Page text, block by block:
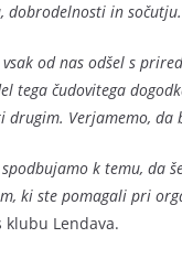
dobrodelnosti in sočutju.
od nas odšel s
tega čudovitega
Verjamemo, da
k temu, da
ki ste pomagali pri
Lendava.